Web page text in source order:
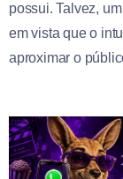
possui. Talvez,
em vista que o
aproximar o